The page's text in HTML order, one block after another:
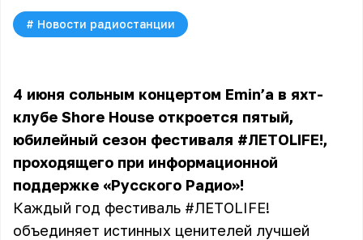
# Новости радиостанции
4 июня сольным концертом Emin’а в яхт-
клубе Shore House откроется пятый,
юбилейный сезон фестиваля #ЛЕТОLIFE!,
проходящего при информационной
поддержке «Русского Радио»!
Каждый год фестиваль #ЛЕТОLIFE!
объединяет истинных ценителей лучшей